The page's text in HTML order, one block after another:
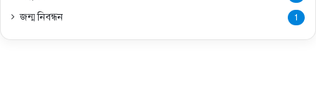
জন্ম নিবন্ধন 1